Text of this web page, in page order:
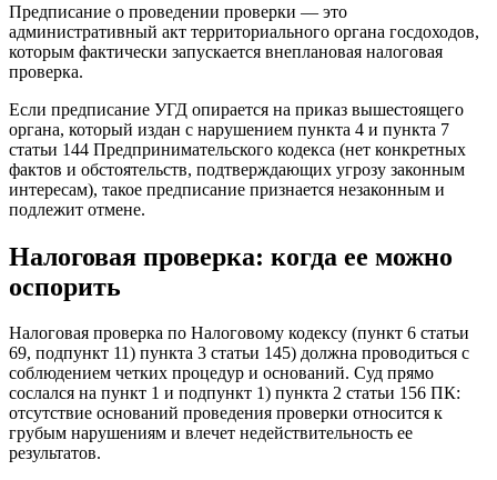
Предписание о проведении проверки — это
административный акт территориального органа госдоходов,
которым фактически запускается внеплановая налоговая
проверка.
Если предписание УГД опирается на приказ вышестоящего
органа, который издан с нарушением пункта 4 и пункта 7
статьи 144 Предпринимательского кодекса (нет конкретных
фактов и обстоятельств, подтверждающих угрозу законным
интересам), такое предписание признается незаконным и
подлежит отмене.
Налоговая проверка: когда ее можно
оспорить
Налоговая проверка по Налоговому кодексу (пункт 6 статьи
69, подпункт 11) пункта 3 статьи 145) должна проводиться с
соблюдением четких процедур и оснований. Суд прямо
сослался на пункт 1 и подпункт 1) пункта 2 статьи 156 ПК:
отсутствие оснований проведения проверки относится к
грубым нарушениям и влечет недействительность ее
результатов.